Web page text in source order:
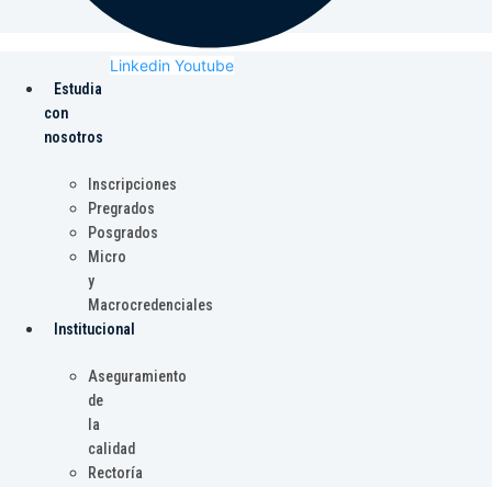
Linkedin Youtube
Estudia
con
nosotros
Inscripciones
Pregrados
Posgrados
Micro
y
Macrocredenciales
Institucional
Aseguramiento
de
la
calidad
Rectoría